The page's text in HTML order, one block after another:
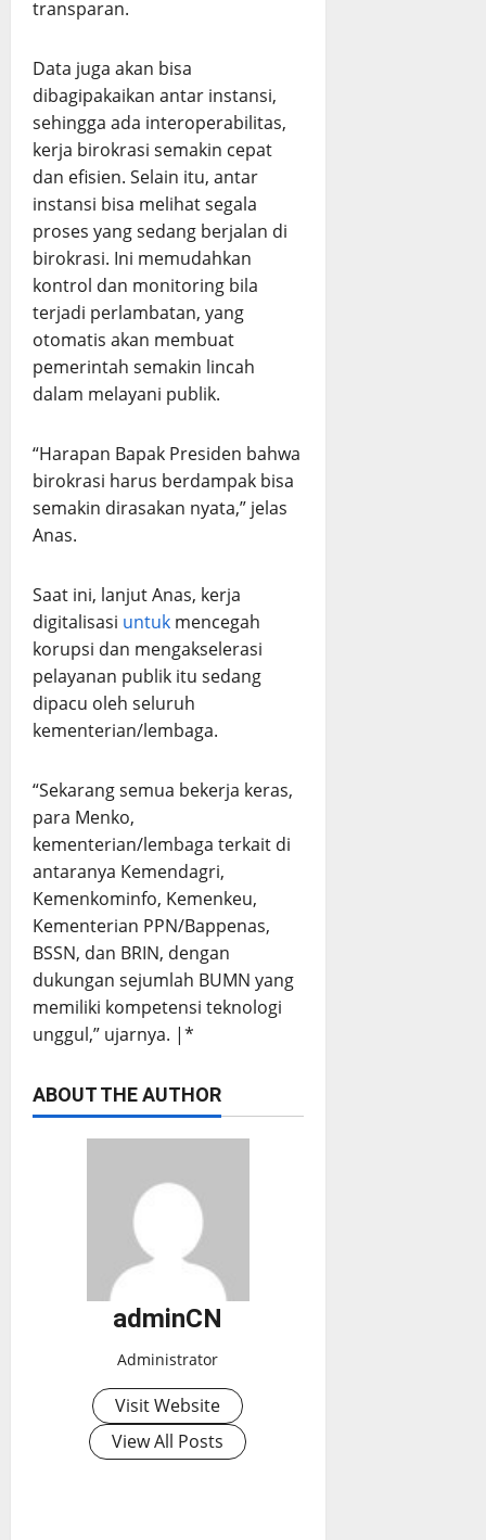
transparan.
Data juga akan bisa
dibagipakaikan antar instansi,
sehingga ada interoperabilitas,
kerja birokrasi semakin cepat
dan efisien. Selain itu, antar
instansi bisa melihat segala
proses yang sedang berjalan di
birokrasi. Ini memudahkan
kontrol dan monitoring bila
terjadi perlambatan, yang
otomatis akan membuat
pemerintah semakin lincah
dalam melayani publik.
“Harapan Bapak Presiden bahwa
birokrasi harus berdampak bisa
semakin dirasakan nyata,” jelas
Anas.
Saat ini, lanjut Anas, kerja
digitalisasi untuk mencegah
korupsi dan mengakselerasi
pelayanan publik itu sedang
dipacu oleh seluruh
kementerian/lembaga.
“Sekarang semua bekerja keras,
para Menko,
kementerian/lembaga terkait di
antaranya Kemendagri,
Kemenkominfo, Kemenkeu,
Kementerian PPN/Bappenas,
BSSN, dan BRIN, dengan
dukungan sejumlah BUMN yang
memiliki kompetensi teknologi
unggul,” ujarnya. |*
ABOUT THE AUTHOR
adminCN
Administrator
Visit Website
View All Posts